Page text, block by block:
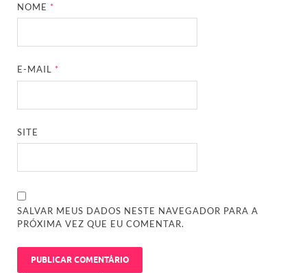
NOME*
E-MAIL*
SITE
SALVAR MEUS DADOS NESTE NAVEGADOR PARA A
PRÓXIMA VEZ QUE EU COMENTAR.